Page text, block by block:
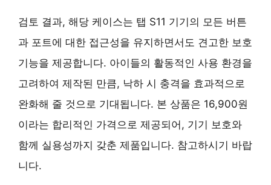
검토 결과, 해당 케이스는 탭 S11 기기의 모든 버튼
과 포트에 대한 접근성을 유지하면서도 견고한 보호
기능을 제공합니다. 아이들의 활동적인 사용 환경을
고려하여 제작된 만큼, 낙하 시 충격을 효과적으로
완화해 줄 것으로 기대됩니다. 본 상품은 16,900원
이라는 합리적인 가격으로 제공되어, 기기 보호와
함께 실용성까지 갖춘 제품입니다. 참고하시기 바랍
니다.